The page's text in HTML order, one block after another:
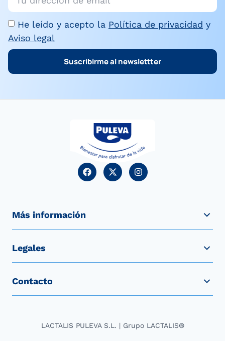
He leído y acepto la Política de privacidad y
Aviso legal
Suscribirme al newslettter
Más información
Legales
Contacto
LACTALIS PULEVA S.L. | Grupo LACTALIS®